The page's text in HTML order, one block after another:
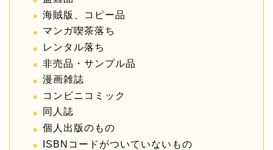
海賊版、コピー品
マンガ喫茶落ち
レンタル落ち
非売品・サンプル品
漫画雑誌
コンビニコミック
同人誌
個人出版のもの
ISBNコードがついていないもの